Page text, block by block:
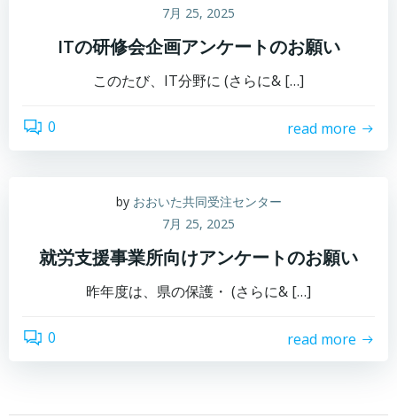
7月 25, 2025
ITの研修会企画アンケートのお願い
このたび、IT分野に (さらに& […]
0 read more
by おおいた共同受注センター
7月 25, 2025
就労支援事業所向けアンケートのお願い
昨年度は、県の保護・ (さらに& […]
0 read more